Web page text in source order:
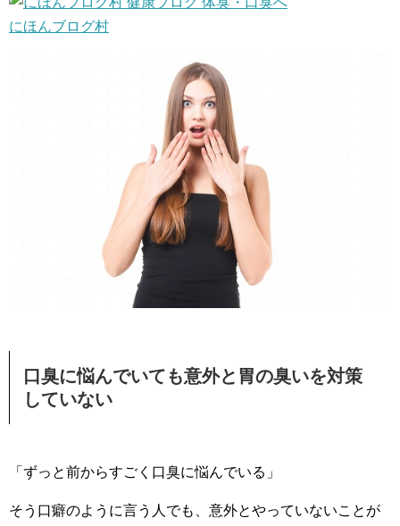
にほんブログ村
口臭に悩んでいても意外と胃の臭いを対策
していない
「ずっと前からすごく口臭に悩んでいる」
そう口癖のように言う人でも、意外とやっていないことが